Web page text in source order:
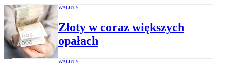
WALUTY
Złoty w coraz większych
opałach
WALUTY